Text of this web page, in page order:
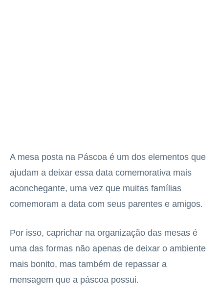
A mesa posta na Páscoa é um dos elementos que
ajudam a deixar essa data comemorativa mais
aconchegante, uma vez que muitas famílias
comemoram a data com seus parentes e amigos.
Por isso, caprichar na organização das mesas é
uma das formas não apenas de deixar o ambiente
mais bonito, mas também de repassar a
mensagem que a páscoa possui.